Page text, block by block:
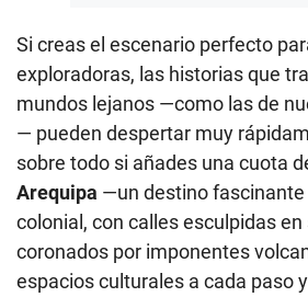
Si creas el escenario perfecto
exploradoras, las historias que
mundos lejanos —como las de
— pueden despertar muy
sobre todo si añades una cuota
Arequipa —un destino
colonial, con calles esculpidas en
coronados por imponentes
espacios culturales a cada paso